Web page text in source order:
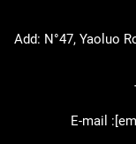
Add: N°47, Yaoluo
E-mail :